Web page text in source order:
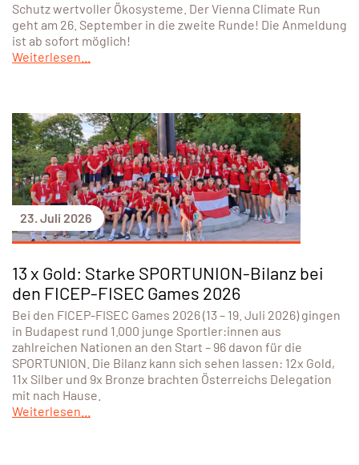
Schutz wertvoller Ökosysteme. Der Vienna Climate Run
geht am 26. September in die zweite Runde! Die Anmeldung
ist ab sofort möglich!
Weiterlesen...
23. Juli 2026
13 x Gold: Starke SPORTUNION-Bilanz bei
den FICEP-FISEC Games 2026
Bei den FICEP-FISEC Games 2026 (13 – 19. Juli 2026) gingen
in Budapest rund 1.000 junge Sportler:innen aus
zahlreichen Nationen an den Start – 96 davon für die
SPORTUNION. Die Bilanz kann sich sehen lassen: 12x Gold,
11x Silber und 9x Bronze brachten Österreichs Delegation
mit nach Hause.
Weiterlesen...